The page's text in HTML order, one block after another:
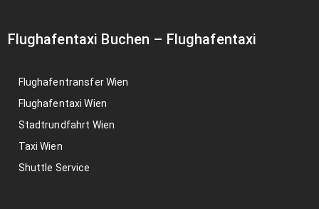
Flughafentaxi Buchen – Flughafentaxi
Flughafentransfer Wien
Flughafentaxi Wien
Stadtrundfahrt Wien
Taxi Wien
Shuttle Service